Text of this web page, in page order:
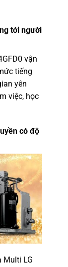
tới người
vận
tiếng
yên
việc, học
có độ
Multi LG